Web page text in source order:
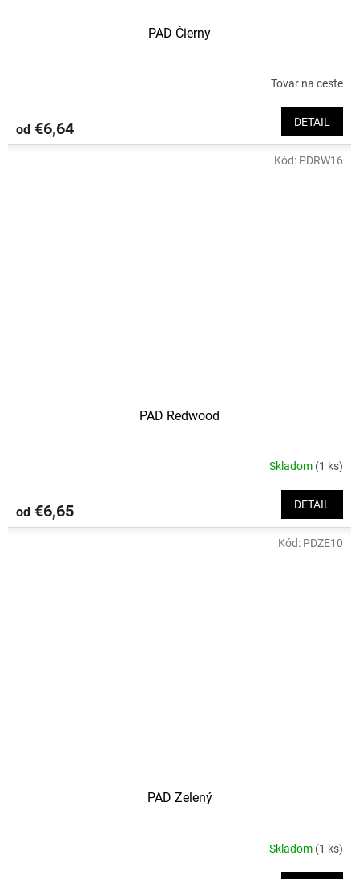
PAD Čierny
Tovar na ceste
od €6,64 DETAIL
PAD Redwood
je
3,0
Skladom (1 ks)
od €6,65 DETAIL
Kód: PDRW16
PAD Zelený
Skladom (1 ks)
Kód: PDZE10